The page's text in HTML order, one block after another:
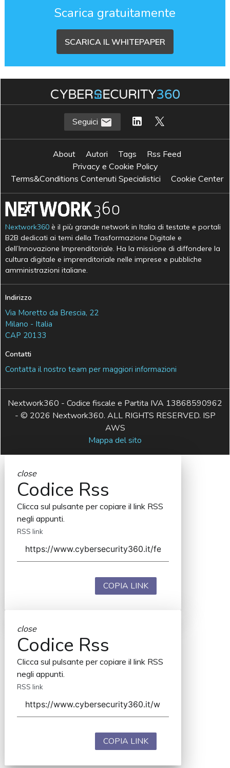
Scarica gratuitamente
SCARICA IL WHITEPAPER
Seguici
About Autori Tags
Rss Feed
Privacy e Cookie Policy
Terms&Conditions Contenuti Specialistici
Cookie Center
Nextwork360 è il più grande network in Italia di testate e portali
B2B dedicati ai temi della Trasformazione Digitale e
dell’Innovazione Imprenditoriale. Ha la missione di diffondere la
cultura digitale e imprenditoriale nelle imprese e pubbliche
amministrazioni italiane.
Indirizzo
Via Moretto da Brescia, 22
Milano - Italia
CAP 20133
Contatti
Contatta il nostro team per maggiori informazioni
Nextwork360 - Codice fiscale e Partita IVA 13868590962
- © 2026 Nextwork360. ALL RIGHTS RESERVED. ISP
AWS
Mappa del sito
close
Codice Rss
Clicca sul pulsante per copiare il link RSS
negli appunti.
RSS link
COPIA LINK
close
Codice Rss
Clicca sul pulsante per copiare il link RSS
negli appunti.
RSS link
COPIA LINK